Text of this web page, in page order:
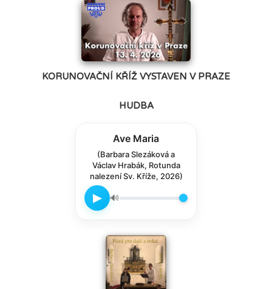
KORUNOVAČNÍ KŘÍŽ VYSTAVEN V PRAZE
HUDBA
Ave Maria
(Barbara Slezáková a
Václav Hrabák, Rotunda
nalezení Sv. Kříže, 2026)
▶ 🔊